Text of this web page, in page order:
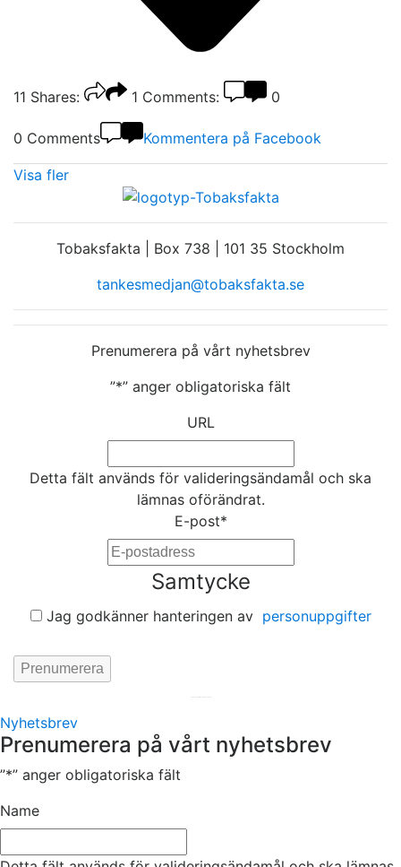
11 Shares: 1 Comments: 0
0 Comments Kommentera på Facebook
Visa fler
Tobaksfakta | Box 738 | 101 35 Stockholm
tankesmedjan@tobaksfakta.se
Prenumerera på vårt nyhetsbrev
”*” anger obligatoriska fält
URL
Detta fält används för valideringsändamål och ska
lämnas oförändrat.
E-post*
Samtycke
Jag godkänner hanteringen av personuppgifter
Nyhetsbrev
Prenumerera på vårt nyhetsbrev
”*” anger obligatoriska fält
Name